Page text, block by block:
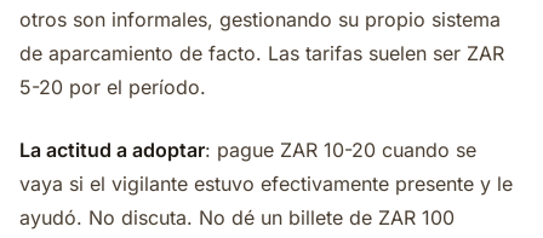
otros son informales, gestionando su propio sistema
de aparcamiento de facto. Las tarifas suelen ser ZAR
5-20 por el período.
La actitud a adoptar: pague ZAR 10-20 cuando se
vaya si el vigilante estuvo efectivamente presente y le
ayudó. No discuta. No dé un billete de ZAR 100